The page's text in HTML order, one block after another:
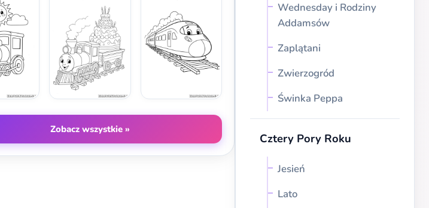
Wednesday i Rodziny
Addamsów
Zaplątani
Zwierzogród
Świnka Peppa
Cztery Pory Roku
Jesień
Lato
Zobacz wszystkie »